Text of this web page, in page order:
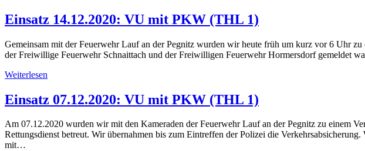
Einsatz 14.12.2020: VU mit PKW (THL 1)
Gemeinsam mit der Feuerwehr Lauf an der Pegnitz wurden wir heute früh um kurz vor 6 Uhr
der Freiwillige Feuerwehr Schnaittach und der Freiwilligen Feuerwehr Hormersdorf gemeldet
Weiterlesen
Einsatz 07.12.2020: VU mit PKW (THL 1)
Am 07.12.2020 wurden wir mit den Kameraden der Feuerwehr Lauf an der Pegnitz zu einem
Rettungsdienst betreut. Wir übernahmen bis zum Eintreffen der Polizei die
mit…